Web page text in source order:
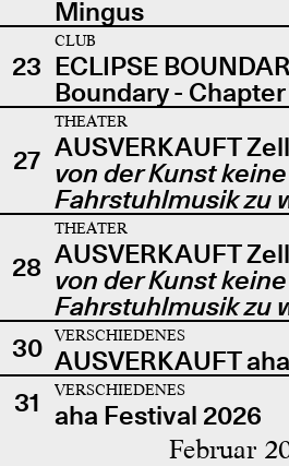
Mingus
23
CLUB
ECLIPSE
Boundary - Chapter
27
THEATER
AUSVERKAUFT
von der Kunst keine
Fahrstuhlmusik zu
28
THEATER
AUSVERKAUFT
von der Kunst keine
Fahrstuhlmusik zu
30
VERSCHIEDENES
AUSVERKAUFT
31
VERSCHIEDENES
aha Festival 2026
Februar